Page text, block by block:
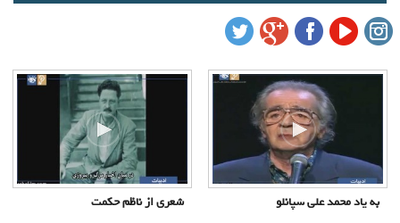
به یاد محمد علی سپانلو شعری از ناظم حکمت